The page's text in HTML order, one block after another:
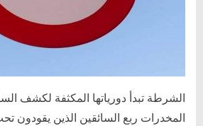
الشرطة تبدأ دورياتها المكثفة لكشف
المخدرات ربع السائقين الذين يقودون